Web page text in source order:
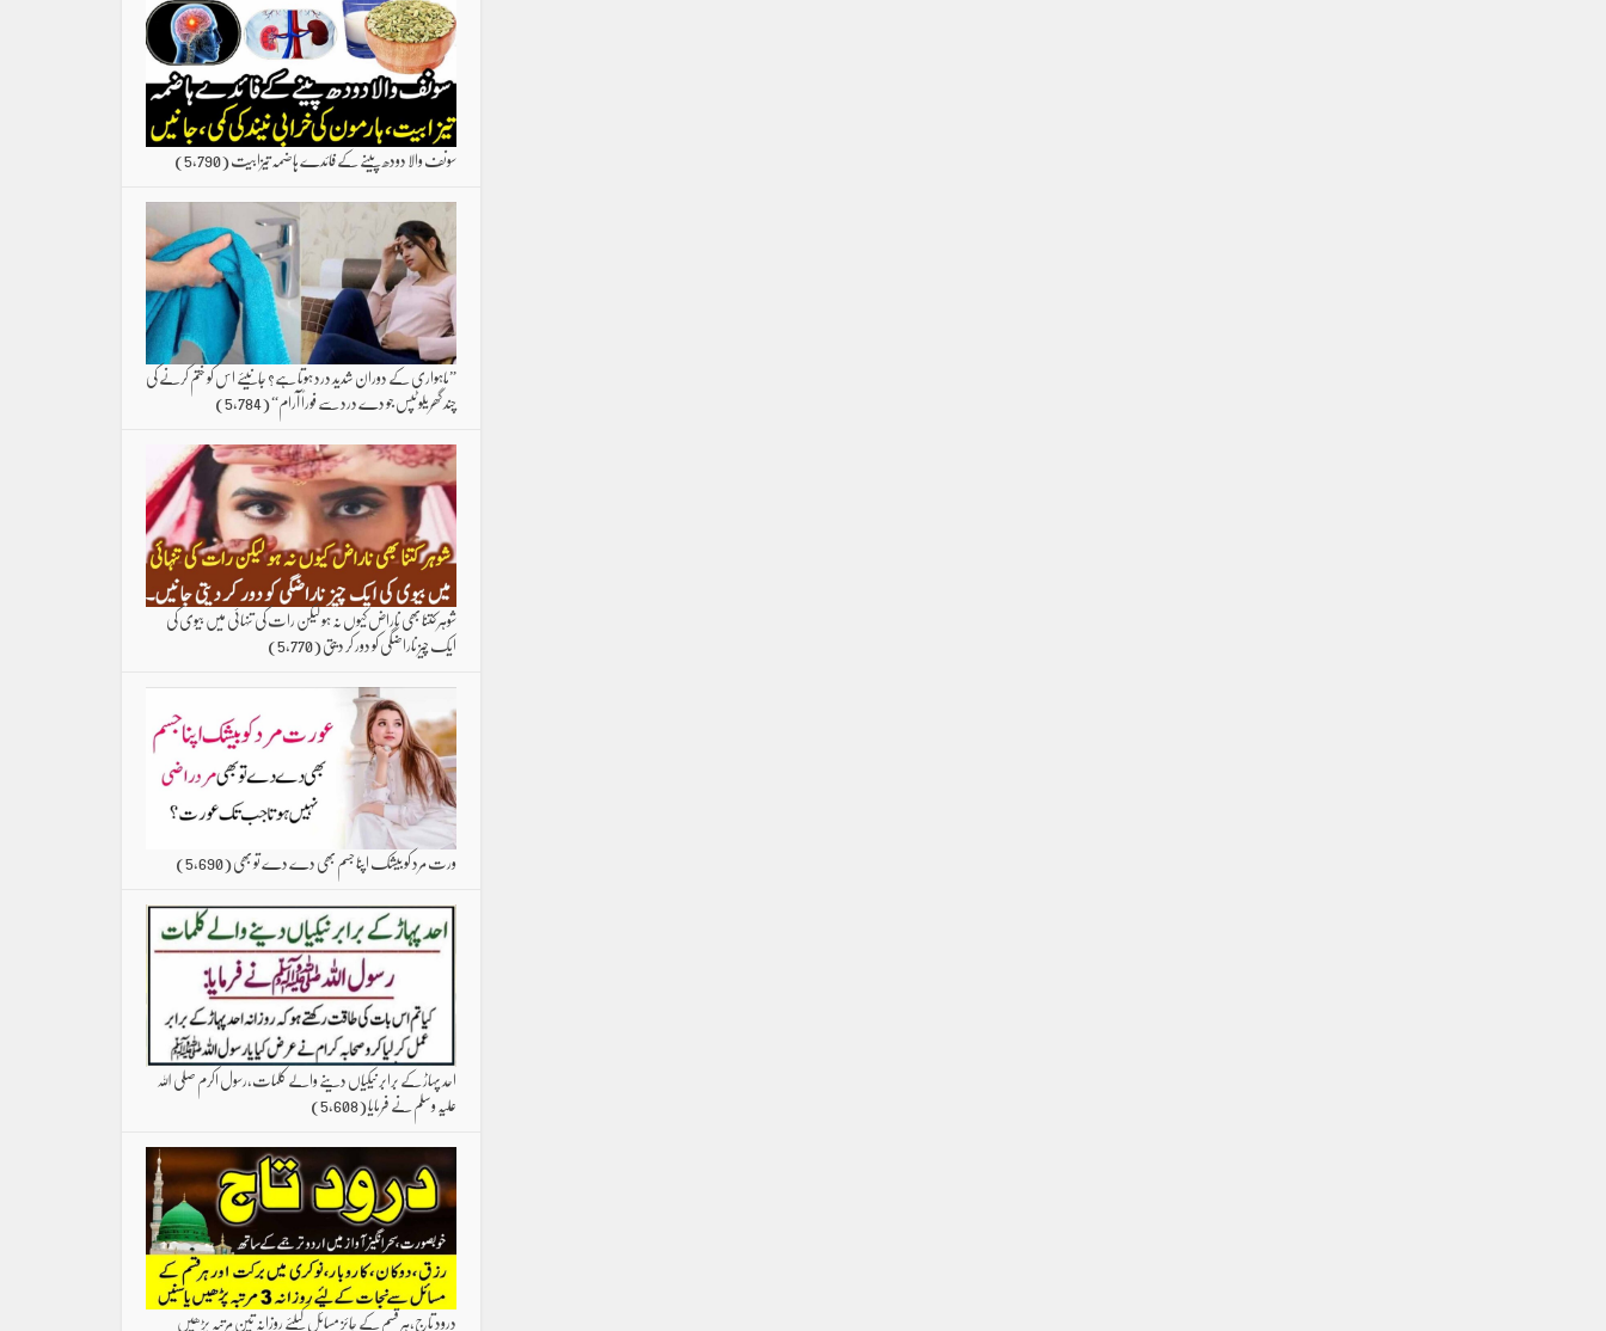
سونف والا دودھ پینے کے فائدے ہاضمہ تیزابیت(5,790)
”ماہواری کے دوران شدید درد ہوتا ہے؟ جانیئے اس کو ختم کرنے کی
چند گھریلو ٹپس جو دے درد سے فوراً آرام“(5,784)
شوہر کتنا بھی ناراض کیوں نہ ہو لیکن رات کی تنہائی میں بیوی کی
ایک چیز ناراضگی کو دور کر دیتی(5,770)
ورت مرد کو بیشک اپنا جسم بھی دے دے تو بھی(5,690)
احد پہاڑ کے برابر نیکیاں دینے والے کلمات،رسول اکرم صلی اللہ
علیہ وسلم نے فرمایا(5,608)
درود تاج،ہر قسم کے جائز مسائل کیلئے روزانہ تین مرتبہ پڑھیں